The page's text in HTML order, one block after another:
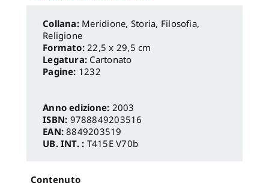
Meridione, Storia, Filosofia,
Religione
Formato:22,5 x 29,5 cm
Legatura: Cartonato
Pagine: 1232
Anno edizione: 2003
ISBN: 9788849203516
EAN:8849203519
UB. INT. : T415E V70b
Contenuto